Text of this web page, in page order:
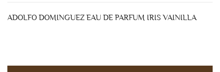
ADOLFO DOMINGUEZ EAU DE PARFUM IRIS VAINILLA